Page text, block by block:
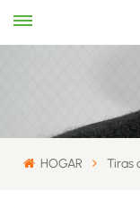
HOGAR Tiras